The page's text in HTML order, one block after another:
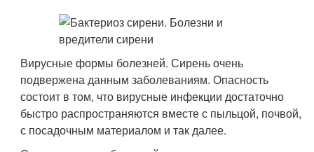
Вирусные формы болезней. Сирень очень
подвержена данным заболеваниям. Опасность
состоит в том, что вирусные инфекции достаточно
быстро распространяются вместе с пыльцой, почвой,
с посадочным материалом и так далее.